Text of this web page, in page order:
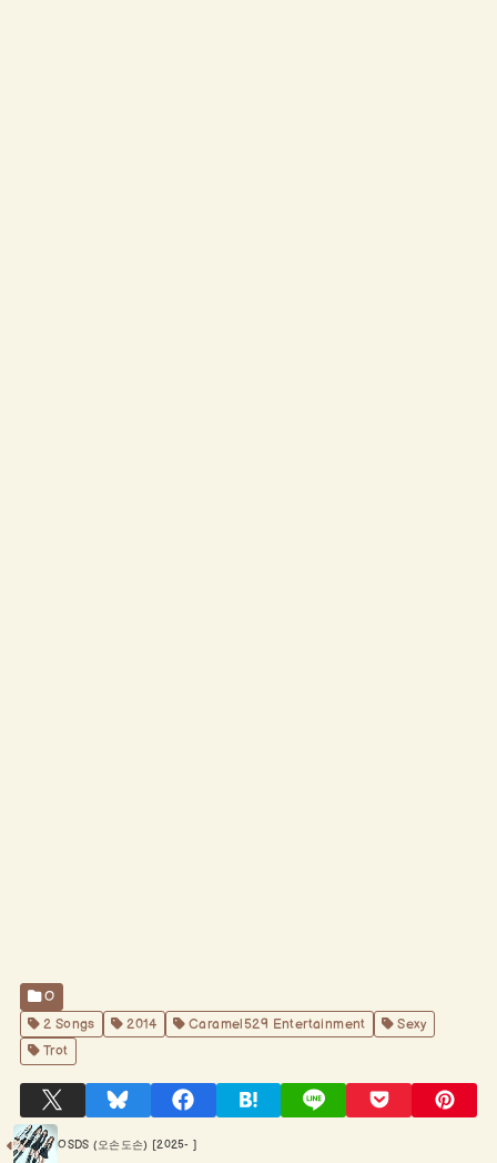
O
2 Songs
2014 Caramel529 Entertainment
Sexy
Trot
OSDS (오손도손) [2025- ]